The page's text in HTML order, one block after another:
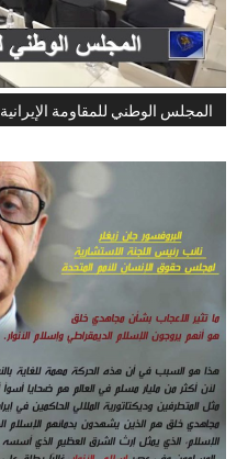
المجلس الوطني للمقاومة الإيرانية